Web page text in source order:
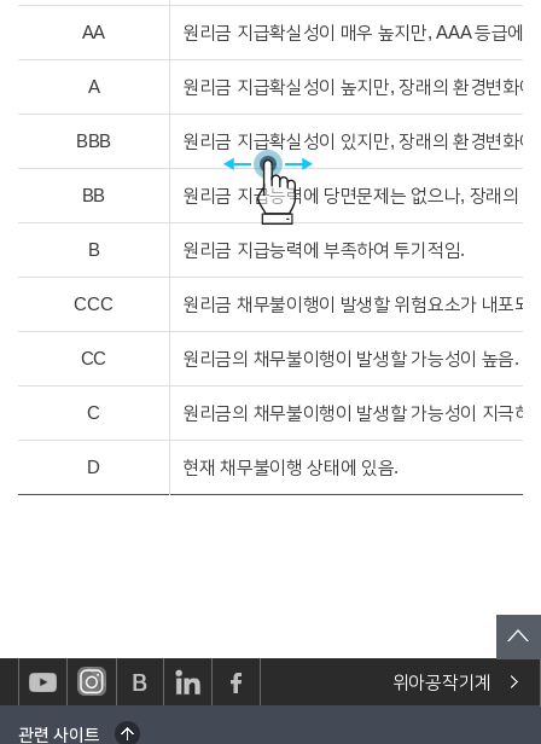
AA 원리금 지급확실성이 매우 높지만, AAA 등급에
A 원리금 지급확실성이 높지만, 장래의 환경변화
BBB 원리금 지급확실성이 있지만, 장래의 환경변화
BB 원리금 지급능력에 당면문제는 없으나, 장래의
B 원리금 지급능력에 부족하여 투기적임.
CCC 원리금 채무불이행이 발생할 위험요소가 내포되
CC 원리금의 채무불이행이 발생할 가능성이 높음.
C 원리금의 채무불이행이 발생할 가능성이 지극히
D 현재 채무불이행 상태에 있음.
위아공작기계
관련 사이트